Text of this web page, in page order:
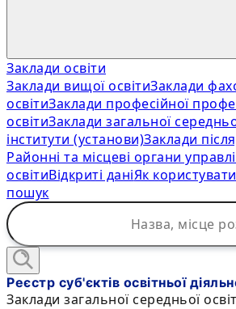
Заклади освіти
Заклади вищої освітиЗаклади
освітиЗаклади професійної
освітиЗаклади загальної
інститути (установи)Заклади
Районні та місцеві органи
освітиВідкриті даніЯк
пошук
Реєстр суб'єктів освітньої
Заклади загальної середньої